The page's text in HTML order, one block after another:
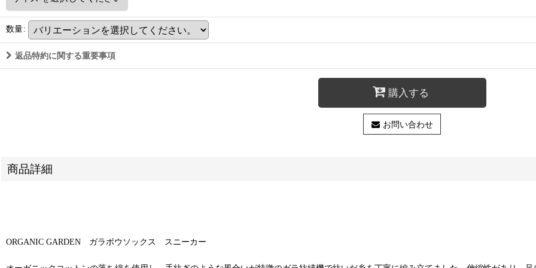
数量:
返品特約に関する重要事項
購入する
お問い合わせ
商品詳細
ORGANIC GARDEN ガラボウソックス スニーカー